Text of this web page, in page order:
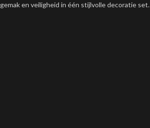
en veiligheid in één stijlvolle decoratie set.